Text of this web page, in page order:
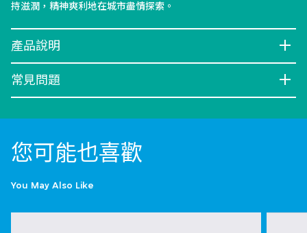
持滋潤，精神爽利地在城市盡情探索。
產品說明
常見問題
您可能也喜歡
You May Also Like